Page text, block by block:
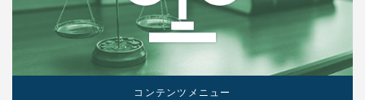
コンテンツメニュー